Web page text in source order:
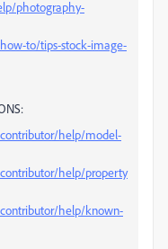
photography-
to/tips-stock-image-
help/model-
help/property
help/known-